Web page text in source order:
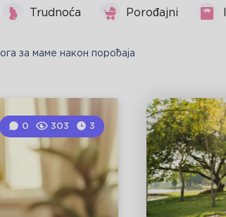
Trudnoća Porođajni
за маме након порођаја
0 303 3